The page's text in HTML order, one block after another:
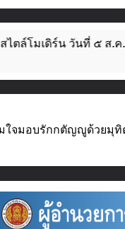
SAR ประจ
ใจมอบรักกตัญญูด้วยมุทิ